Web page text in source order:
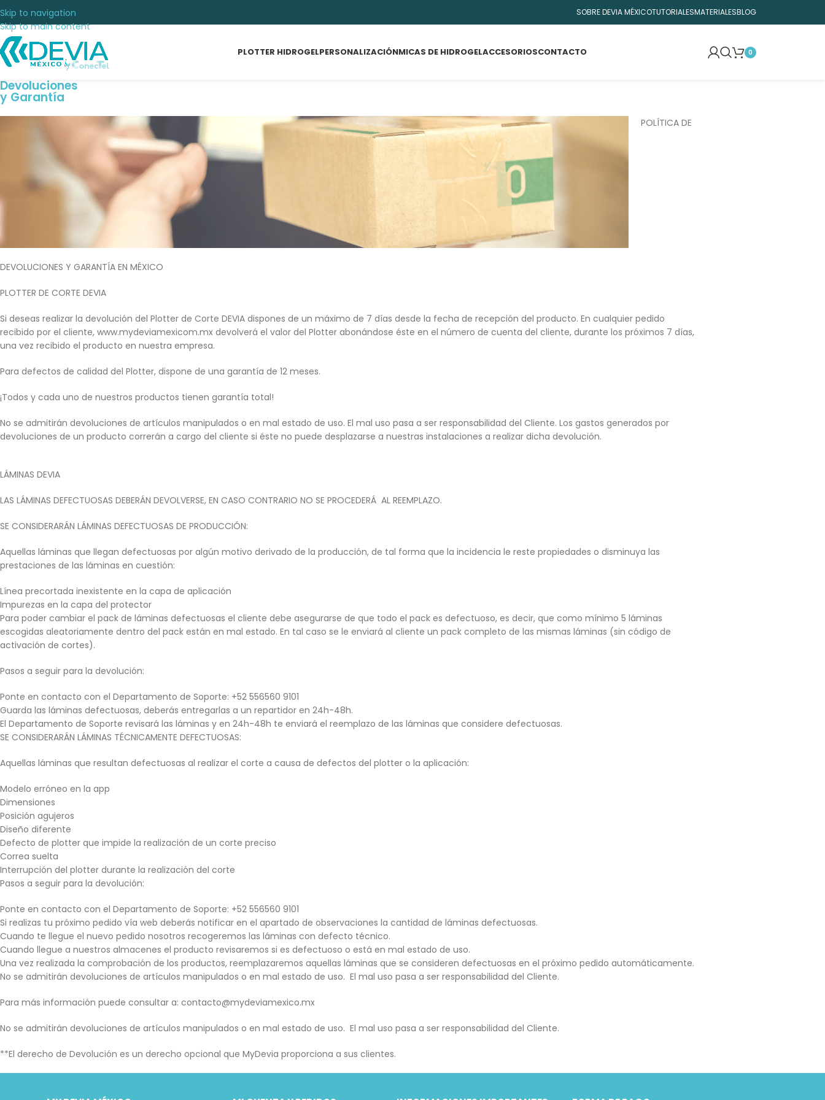
Skip to navigation
Skip to main content
SOBRE DEVIA MÉXICOTUTORIALESMATERIALESBLOG
PLOTTER HIDROGELPERSONALIZACIÓNMICAS DE HIDROGELACCESORIOSCONTACTO 0
Devoluciones
y Garantía
POLÍTICA DE
DEVOLUCIONES Y GARANTÍA EN MÉXICO
PLOTTER DE CORTE DEVIA
Si deseas realizar la devolución del Plotter de Corte DEVIA dispones de un máximo de 7 días desde la fecha de recepción del producto. En cualquier pedido
recibido por el cliente, www.mydeviamexicom.mx devolverá el valor del Plotter abonándose éste en el número de cuenta del cliente, durante los próximos 7 días,
una vez recibido el producto en nuestra empresa.
Para defectos de calidad del Plotter, dispone de una garantía de 12 meses.
¡Todos y cada uno de nuestros productos tienen garantía total!
No se admitirán devoluciones de artículos manipulados o en mal estado de uso. El mal uso pasa a ser responsabilidad del Cliente. Los gastos generados por
devoluciones de un producto correrán a cargo del cliente si éste no puede desplazarse a nuestras instalaciones a realizar dicha devolución.
LÁMINAS DEVIA
LAS LÁMINAS DEFECTUOSAS DEBERÁN DEVOLVERSE, EN CASO CONTRARIO NO SE PROCEDERÁ AL REEMPLAZO.
SE CONSIDERARÁN LÁMINAS DEFECTUOSAS DE PRODUCCIÓN:
Aquellas láminas que llegan defectuosas por algún motivo derivado de la producción, de tal forma que la incidencia le reste propiedades o disminuya las
prestaciones de las láminas en cuestión:
Línea precortada inexistente en la capa de aplicación
Impurezas en la capa del protector
Para poder cambiar el pack de láminas defectuosas el cliente debe asegurarse de que todo el pack es defectuoso, es decir, que como mínimo 5 láminas
escogidas aleatoriamente dentro del pack están en mal estado. En tal caso se le enviará al cliente un pack completo de las mismas láminas (sin código de
activación de cortes).
Pasos a seguir para la devolución:
Ponte en contacto con el Departamento de Soporte: +52 556560 9101
Guarda las láminas defectuosas, deberás entregarlas a un repartidor en 24h-48h.
El Departamento de Soporte revisará las láminas y en 24h-48h te enviará el reemplazo de las láminas que considere defectuosas.
SE CONSIDERARÁN LÁMINAS TÉCNICAMENTE DEFECTUOSAS:
Aquellas láminas que resultan defectuosas al realizar el corte a causa de defectos del plotter o la aplicación:
Modelo erróneo en la app
Dimensiones
Posición agujeros
Diseño diferente
Defecto de plotter que impide la realización de un corte preciso
Correa suelta
Interrupción del plotter durante la realización del corte
Pasos a seguir para la devolución:
Ponte en contacto con el Departamento de Soporte: +52 556560 9101
Si realizas tu próximo pedido vía web deberás notificar en el apartado de observaciones la cantidad de láminas defectuosas.
Cuando te llegue el nuevo pedido nosotros recogeremos las láminas con defecto técnico.
Cuando llegue a nuestros almacenes el producto revisaremos si es defectuoso o está en mal estado de uso.
Una vez realizada la comprobación de los productos, reemplazaremos aquellas láminas que se consideren defectuosas en el próximo pedido automáticamente.
No se admitirán devoluciones de artículos manipulados o en mal estado de uso. El mal uso pasa a ser responsabilidad del Cliente.
Para más información puede consultar a: contacto@mydeviamexico.mx
No se admitirán devoluciones de artículos manipulados o en mal estado de uso. El mal uso pasa a ser responsabilidad del Cliente.
**El derecho de Devolución es un derecho opcional que MyDevia proporciona a sus clientes.